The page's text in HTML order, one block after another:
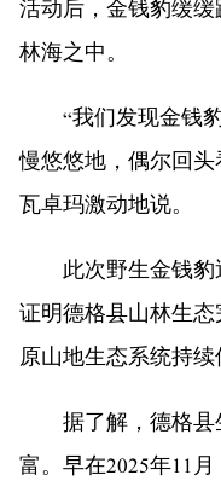
活动后，金钱豹缓
林海之中。
“我们发现金钱豹
慢悠悠地，偶尔回
瓦卓玛激动地说。
此次野生金钱豹
证明德格县山林生
原山地生态系统持续
据了解，德格县
富。早在2025年11